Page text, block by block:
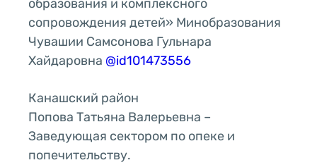
образования и комплексного
сопровождения детей» Минобразования
Чувашии Самсонова Гульнара
Хайдаровна @id101473556
Канашский район
Попова Татьяна Валерьевна –
Заведующая сектором по опеке и
попечительству.